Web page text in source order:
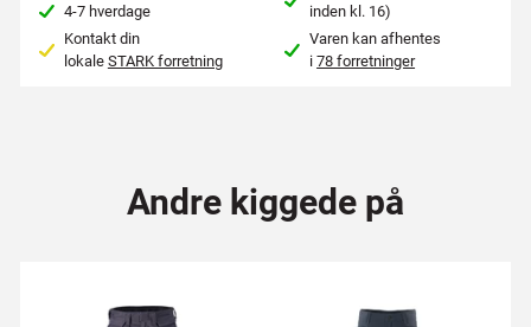
4-7 hverdage
Kontakt din
lokale STARK forretning
inden kl. 16)
Varen kan afhentes
i78 forretninger
Andre kiggede på